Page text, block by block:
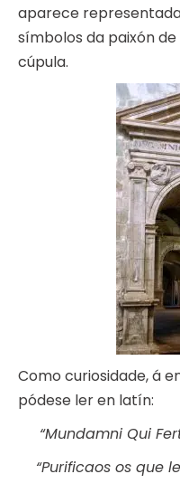
aparece
símbolos da paixón
cúpula.
Como curiosidade, á
pódese ler en latín:
“Mundamni Qui
“Purificaos os que